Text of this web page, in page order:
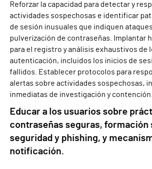
Reforzar la capacidad para detectar y
actividades sospechosas e identificar
de sesión inusuales que indiquen
pulverización de contraseñas. Implantar
para el registro y análisis exhaustivos de
autenticación, incluidos los inicios de
fallidos. Establecer protocolos para
alertas sobre actividades sospechosas,
inmediatas de investigación y contención.
Educar a los usuarios sobre
contraseñas seguras, formación
seguridad y phishing, y
notificación.